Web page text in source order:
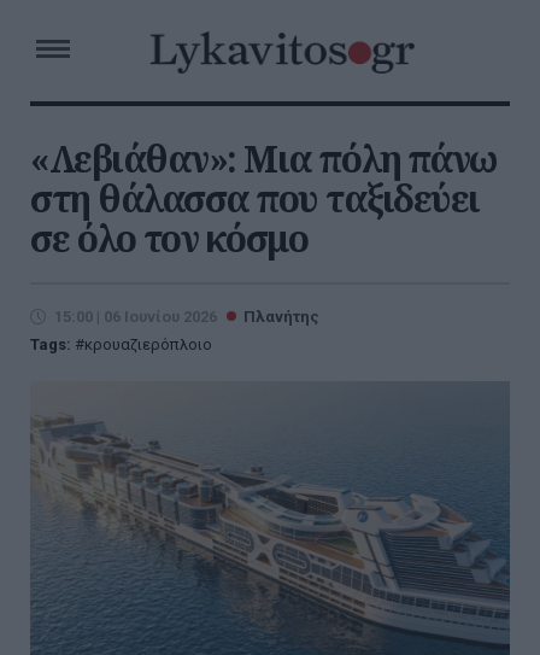
«Λεβιάθαν»: Μια πόλη πάνω
στη θάλασσα που ταξιδεύει
σε όλο τον κόσμο
15:00 | 06 Ιουνίου 2026
Πλανήτης
Tags:
κρουαζιερόπλοιο